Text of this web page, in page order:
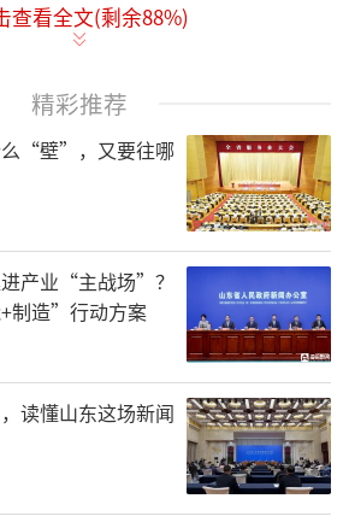
定，涉案发票金额合计110万
南宁市税务局披露，2022年期
务服务有限公司共向华泰制
普通发票，发票金额合计110
，发票品名为“*现代服务*推
，上述发票“已被国家税务
第一稽查局认定为虚开增值
务总局烟台市税务局第一稽
书》（烟台税稽一处〔202
查看全文(剩余88%)
精彩推荐
么“壁”，又要往哪
产业“主战场”？
制造”行动方案
读懂山东这场新闻